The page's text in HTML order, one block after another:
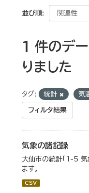
並び順
1 件のデ
りました
タグ: 統計 気
フィルタ結果
気象の諸記録
大仙市の統計「1-5 気
ます。
CSV